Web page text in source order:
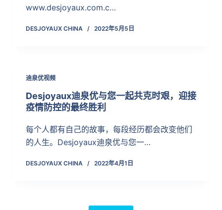
www.desjoyaux.com.c…
DESJOYAUX CHINA 2022年5月5日
迪泉优视频
Desjoyaux迪泉优与您一起共克时艰，迎接
疫情防控的最终胜利
每个人都有自己的故事，每段经历都会改变他们
的人生。Desjoyaux迪泉优与您一…
DESJOYAUX CHINA 2022年4月1日